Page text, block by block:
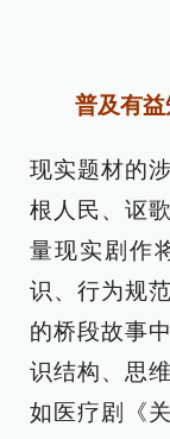
普及有益
现实题材的
根人民、讴
量现实剧作
识、行为规
的桥段故事
识结构、思
如医疗剧《